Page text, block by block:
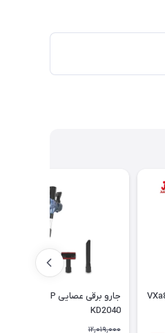
KD2040
12,019,000